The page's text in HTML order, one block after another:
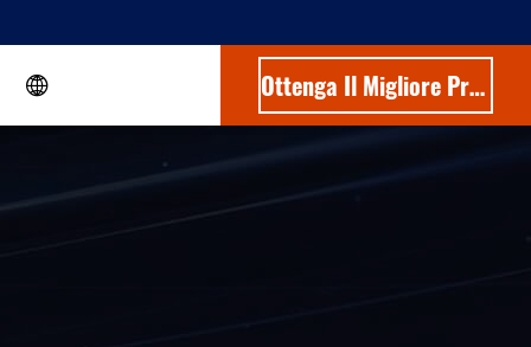
Ottenga Il Migliore Prezzo